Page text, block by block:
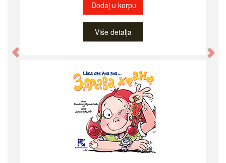
Dodaj u korpu
Više detalja